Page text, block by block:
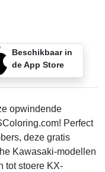
Beschikbaar in
de App Store
opwindende
Perfect
deze gratis
Kawasaki-modellen
tot stoere KX-